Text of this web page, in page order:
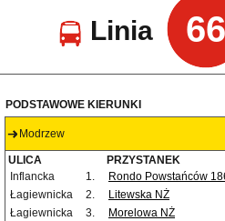
Linia 66
PODSTAWOWE KIERUNKI
Modrzew
ULICA PRZYSTANEK
Inflancka
1. Rondo Powstańców
Łagiewnicka
2. Litewska NŻ
Łagiewnicka
3. Morelowa NŻ